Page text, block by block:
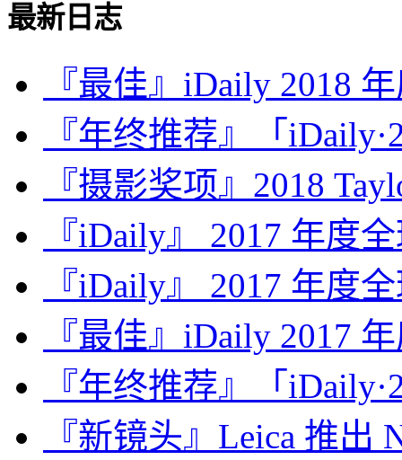
最新日志
『最佳』iDaily 2018
『年终推荐』「
『摄影奖项』2018
『iDaily』 2017 年度
『iDaily』 2017 年度
『最佳』iDaily 2017
『年终推荐』「
『新镜头』Leica 推出